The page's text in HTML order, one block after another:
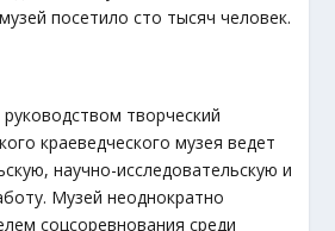
посетило сто тысяч человек.
творческий
краеведческого музея ведет
научно-исследовательскую и
Музей неоднократно
соцсоревнования среди